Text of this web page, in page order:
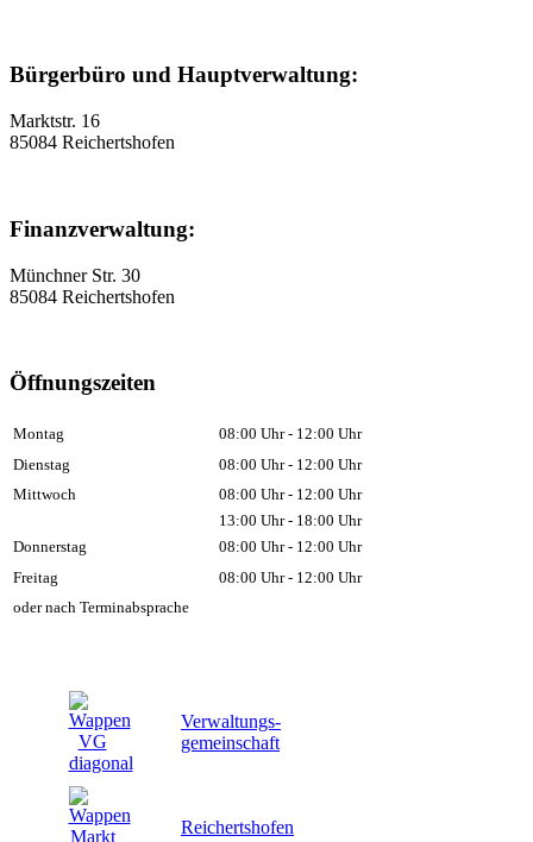
Bürgerbüro und Hauptverwaltung:
Marktstr. 16
85084 Reichertshofen
Finanzverwaltung:
Münchner Str. 30
85084 Reichertshofen
Öffnungszeiten
Montag
08:00 Uhr - 12:00 Uhr
Dienstag
08:00 Uhr - 12:00 Uhr
Mittwoch
08:00 Uhr - 12:00 Uhr
13:00 Uhr - 18:00 Uhr
Donnerstag
08:00 Uhr - 12:00 Uhr
Freitag
08:00 Uhr - 12:00 Uhr
oder nach Terminabsprache
Verwaltungs-
gemeinschaft
Reichertshofen